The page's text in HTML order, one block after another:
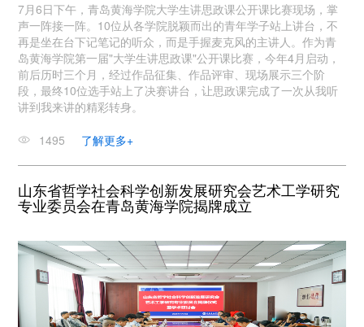
7月6日下午，青岛黄海学院大学生讲思政课公开课比赛现场，掌
声一阵接一阵。10位从各学院脱颖而出的青年学子站上讲台，不
再是坐在台下记笔记的听众，而是手握麦克风的主讲人。作为青
岛黄海学院第一届"大学生讲思政课"公开课比赛，今年4月启动，
前后历时三个月，经过作品征集、作品评审、现场展示三个阶
段，最终10位选手站上了决赛讲台，让思政课完成了一次从我听
讲到我来讲的精彩转身。
1495 了解更多+
山东省哲学社会科学创新发展研究会艺术工学研究
专业委员会在青岛黄海学院揭牌成立